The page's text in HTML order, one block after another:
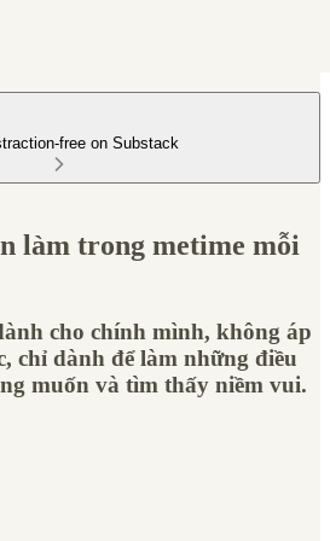
free on Substack
làm trong metime mỗi
cho chính mình, không áp
chỉ dành để làm những điều
muốn và tìm thấy niềm vui.